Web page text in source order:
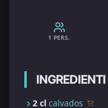
1 PERS.
INGREDIENTI
2 cl calvados